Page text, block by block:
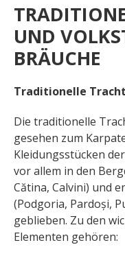
UND
BRÄUCHE
Traditionelle
Die traditionelle
gesehen zum
Kleidungsstücken
vor allem in den
Cătina, Calvini) und
(Podgoria, Pardoși,
geblieben. Zu den
Elementen gehören: